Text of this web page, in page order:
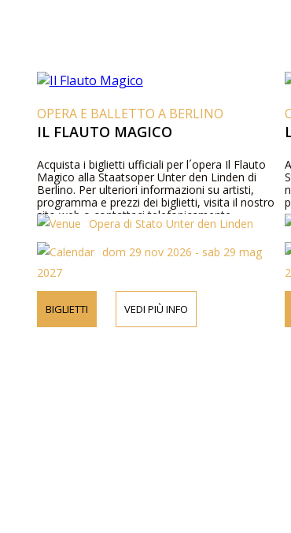
OPERA E BALLETTO A BERLINO
IL FLAUTO MAGICO
Acquista i biglietti ufficiali per l´opera Il Flauto
Magico alla Staatsoper Unter den Linden di
Berlino. Per ulteriori informazioni su artisti,
programma e prezzi dei biglietti, visita il nostro
sito web o contattaci telefonicamente.
Opera di Stato Unter den Linden
dom 29 nov 2026 - sab 29 mag
2027
BIGLIETTI VEDI PIÙ INFO